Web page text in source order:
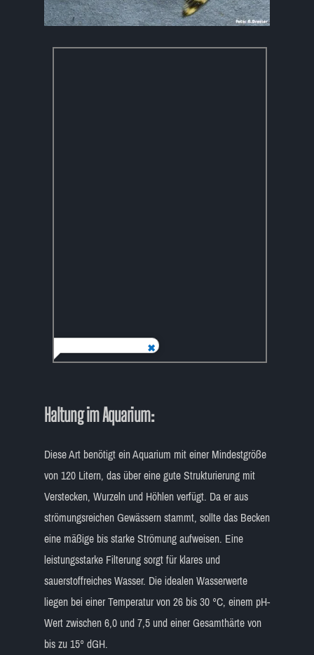
Haltung im Aquarium:
Diese Art benötigt ein Aquarium mit einer Mindestgröße
von 120 Litern, das über eine gute Strukturierung mit
Verstecken, Wurzeln und Höhlen verfügt. Da er aus
strömungsreichen Gewässern stammt, sollte das Becken
eine mäßige bis starke Strömung aufweisen. Eine
leistungsstarke Filterung sorgt für klares und
sauerstoffreiches Wasser. Die idealen Wasserwerte
liegen bei einer Temperatur von 26 bis 30 °C, einem pH-
Wert zwischen 6,0 und 7,5 und einer Gesamthärte von
bis zu 15° dGH.